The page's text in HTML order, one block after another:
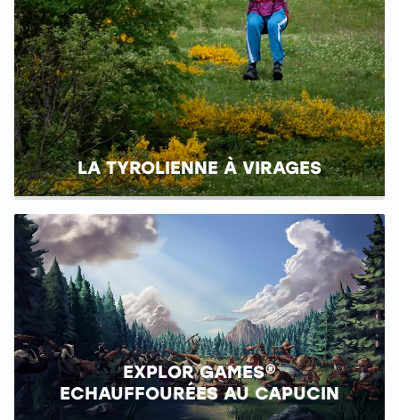
LA TYROLIENNE À VIRAGES
EXPLOR GAMES®
ECHAUFFOURÉES AU CAPUCIN